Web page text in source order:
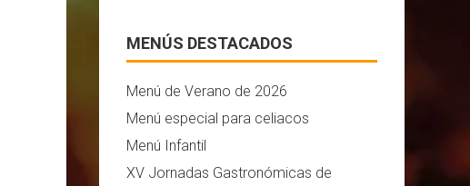
MENÚS DESTACADOS
Menú de Verano de 2026
Menú especial para celiacos
Menú Infantil
XV Jornadas Gastronómicas de